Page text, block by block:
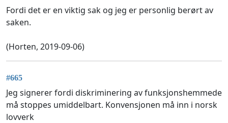
Fordi det er en viktig sak og jeg er personlig berørt av
saken.
(Horten, 2019-09-06)
#665
Jeg signerer fordi diskriminering av funksjonshemmede
må stoppes umiddelbart. Konvensjonen må inn i norsk
lovverk